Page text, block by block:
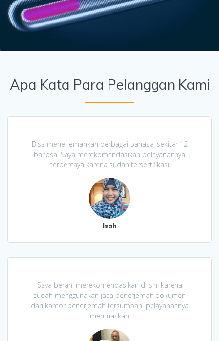
Apa Kata Para Pelanggan Kami
Bisa menerjemahkan berbagai bahasa, sekitar 12
bahasa. Saya merekomendasikan pelayanannya
terpercaya karena sudah tersertifikasi
Isah
Saya berani merekomendasikan di sini karena
sudah menggunakan jasa penerjemah dokumen
dari kantor penerjemah tersumpah, pelayanannya
memuaskan